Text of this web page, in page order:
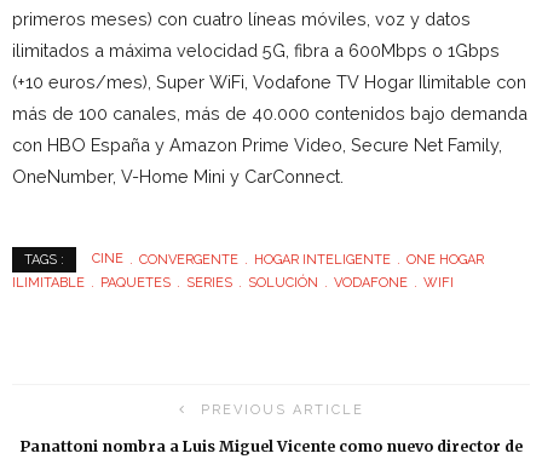
primeros meses) con cuatro líneas móviles, voz y datos
ilimitados a máxima velocidad 5G, fibra a 600Mbps o 1Gbps
(+10 euros/mes), Super WiFi, Vodafone TV Hogar Ilimitable con
más de 100 canales, más de 40.000 contenidos bajo demanda
con HBO España y Amazon Prime Video, Secure Net Family,
OneNumber, V-Home Mini y CarConnect.
TAGS : CINE CONVERGENTE HOGAR INTELIGENTE
ONE HOGAR
ILIMITABLE
PAQUETES SERIES SOLUCIÓN VODAFONE WIFI
PREVIOUS ARTICLE
Panattoni nombra a Luis Miguel Vicente como nuevo director de